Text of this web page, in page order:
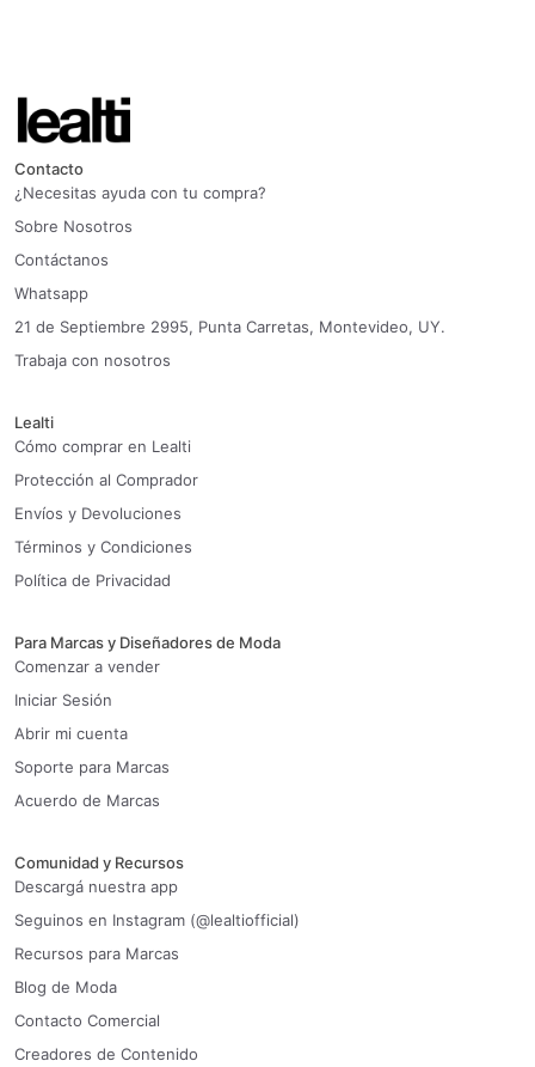
Contacto
¿Necesitas ayuda con tu compra?
Sobre Nosotros
Contáctanos
Whatsapp
21 de Septiembre 2995, Punta Carretas, Montevideo, UY.
Trabaja con nosotros
Lealti
Cómo comprar en Lealti
Protección al Comprador
Envíos y Devoluciones
Términos y Condiciones
Política de Privacidad
Para Marcas y Diseñadores de Moda
Comenzar a vender
Iniciar Sesión
Abrir mi cuenta
Soporte para Marcas
Acuerdo de Marcas
Comunidad y Recursos
Descargá nuestra app
Seguinos en Instagram (@lealtiofficial)
Recursos para Marcas
Blog de Moda
Contacto Comercial
Creadores de Contenido